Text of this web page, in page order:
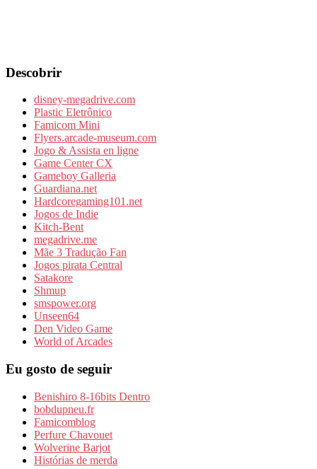
Descobrir
disney-megadrive.com
Plastic Eletrônico
Famicom Mini
Flyers.arcade-museum.com
Jogo & Assista en ligne
Game Center CX
Gameboy Galleria
Guardiana.net
Hardcoregaming101.net
Jogos de Indie
Kitch-Bent
megadrive.me
Mãe 3 Tradução Fan
Jogos pirata Central
Satakore
Shmup
smspower.org
Unseen64
Den Video Game
World of Arcades
Eu gosto de seguir
Benishiro 8-16bits Dentro
bobdupneu.fr
Famicomblog
Perfure Chavouet
Wolverine Barjot
Histórias de merda